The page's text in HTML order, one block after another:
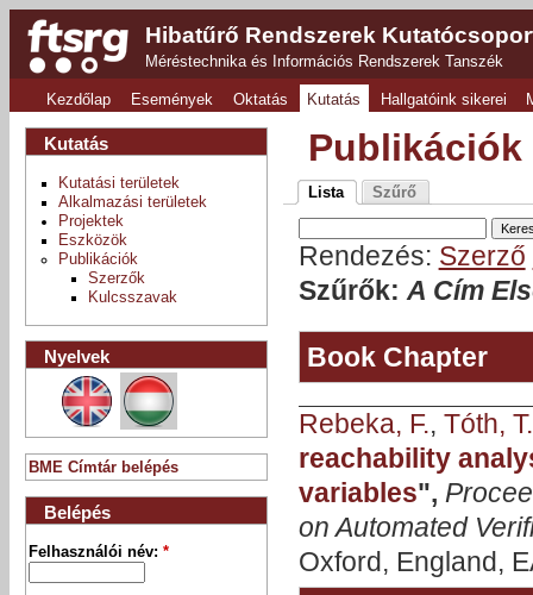
Hibatűrő Rendszerek
Méréstechnika és Információs Rendszerek Tanszék
Kezdőlap Események Oktatás Kutatás Hallgatóink sikerei
Publikációk
Lista Szűrő
Rendezés: Szerző
Szűrők:A Cím
Book Chapter
Rebeka, F., Tóth, T.
reachability
variables",
on Automated
Oxford, England,
Kutatás
Kutatási területek
Alkalmazási területek
Projektek
Eszközök
Publikációk
Szerzők
Kulcsszavak
Nyelvek
BME Címtár belépés
Belépés
Felhasználói név:*